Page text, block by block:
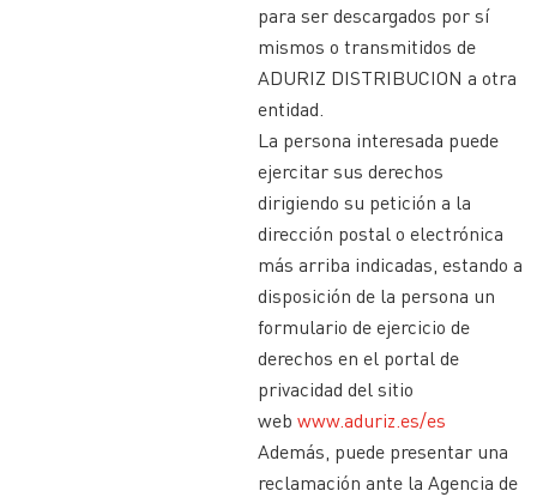
para ser descargados por sí
mismos o transmitidos de
ADURIZ DISTRIBUCION a otra
entidad.
La persona interesada puede
ejercitar sus derechos
dirigiendo su petición a la
dirección postal o electrónica
más arriba indicadas, estando a
disposición de la persona un
formulario de ejercicio de
derechos en el portal de
privacidad del sitio
web www.aduriz.es/es
Además, puede presentar una
reclamación ante la Agencia de